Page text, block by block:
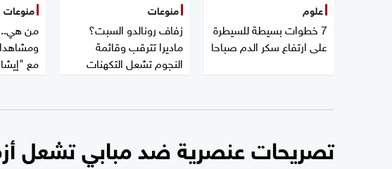
علوم
7 خطوات بسيطة للسيطرة
على ارتفاع سكر الدم صباحا
منوعات
زفاف رونالدو السبت؟
ماديرا تترقب وقائمة
النجوم تشعل التكهنات
منوعات
من هي..
مع
تصريحات عنصرية ضد مبابي تشعل